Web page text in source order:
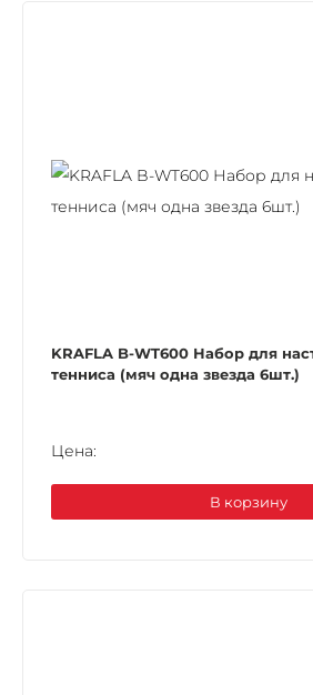
KRAFLA B-WT600 Набор для
тенниса (мяч одна звезда 6шт.)
Цена:
В корзину